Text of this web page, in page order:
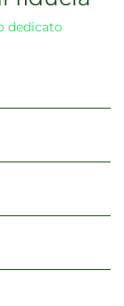
dedicato